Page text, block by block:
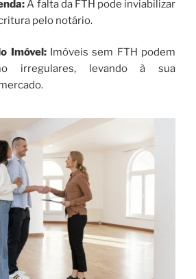
A falta da FTH pode inviabilizar
pelo notário.
Imóvel:Imóveis sem FTH podem
irregulares, levando à sua